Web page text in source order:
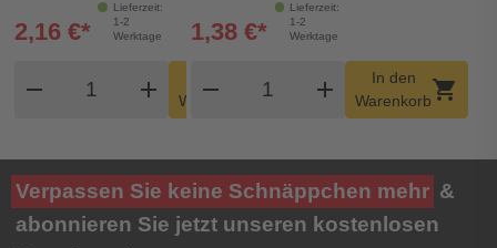
Lieferzeit:
1-2
Werktage
2,16 €*
remove add
Warenkorb
shopping_cart
Lieferzeit:
1-2
Werktage
1,38 €*
remove
Produkt Warenkorb
add
In den
Warenkorbshopping_cart
Verpassen Sie keine Schnäppchen mehr &
abonnieren Sie jetzt unseren kostenlosen